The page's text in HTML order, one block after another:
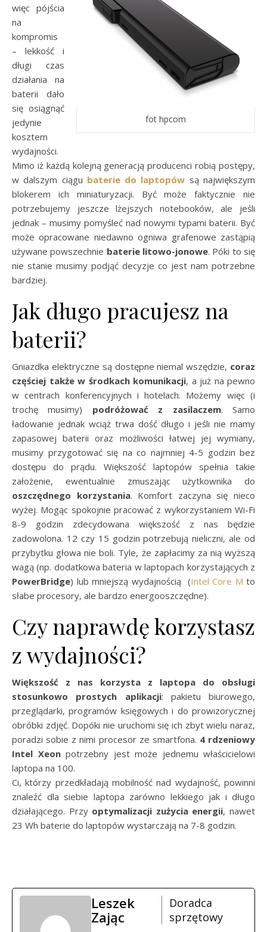
fot hpcom
więc pójścia
na
kompromis
– lekkość i
długi czas
działania na
baterii dało
się osiągnąć
jedynie
kosztem
wydajności.
Mimo iż każdą kolejną generacją producenci robią postępy,
w dalszym ciągu baterie do laptopów są największym
blokerem ich miniaturyzacji. Być może faktycznie nie
potrzebujemy jeszcze lżejszych notebooków, ale jeśli
jednak – musimy pomyśleć nad nowymi typami baterii. Być
może opracowane niedawno ogniwa grafenowe zastąpią
używane powszechnie baterie litowo-jonowe. Póki to się
nie stanie musimy podjąć decyzje co jest nam potrzebne
bardziej.
Jak długo pracujesz na
baterii?
Gniazdka elektryczne są dostępne niemal wszędzie, coraz
częściej także w środkach komunikacji, a już na pewno
w centrach konferencyjnych i hotelach. Możemy więc (i
trochę musimy) podróżować z zasilaczem. Samo
ładowanie jednak wciąż trwa dość długo i jeśli nie mamy
zapasowej baterii oraz możliwości łatwej jej wymiany,
musimy przygotować się na co najmniej 4-5 godzin bez
dostępu do prądu. Większość laptopów spełnia takie
założenie, ewentualnie zmuszając użytkownika do
oszczędnego korzystania. Komfort zaczyna się nieco
wyżej. Mogąc spokojnie pracować z wykorzystaniem Wi-Fi
8-9 godzin zdecydowana większość z nas będzie
zadowolona. 12 czy 15 godzin potrzebują nieliczni, ale od
przybytku głowa nie boli. Tyle, że zapłacimy za nią wyższą
wagą (np. dodatkowa bateria w laptopach korzystających z
PowerBridge) lub mniejszą wydajnością (Intel Core M to
słabe procesory, ale bardzo energooszczędne).
Czy naprawdę korzystasz
z wydajności?
Większość z nas korzysta z laptopa do obsługi
stosunkowo prostych aplikacji: pakietu biurowego,
przeglądarki, programów księgowych i do prowizorycznej
obróbki zdjęć. Dopóki nie uruchomi się ich zbyt wielu naraz,
poradzi sobie z nimi procesor ze smartfona. 4 rdzeniowy
Intel Xeonpotrzebny jest może jednemu właścicielowi
laptopa na 100.
Ci, którzy przedkładają mobilność nad wydajność, powinni
znaleźć dla siebie laptopa zarówno lekkiego jak i długo
działającego. Przy optymalizacji zużycia energii, nawet
23 Wh baterie do laptopów wystarczają na 7-8 godzin.
Leszek
Zając
Doradca
sprzętowy